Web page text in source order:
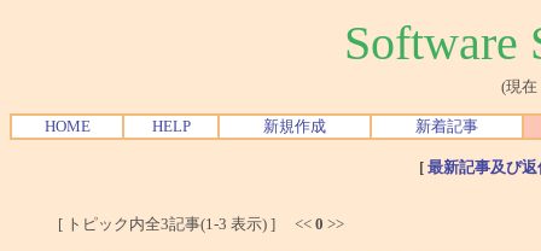
Software
(現在
HOME HELP 新規作成 新着記事
[ 最新記事及び
[ トピック内全3記事(1-3 表示) ] << 0 >>